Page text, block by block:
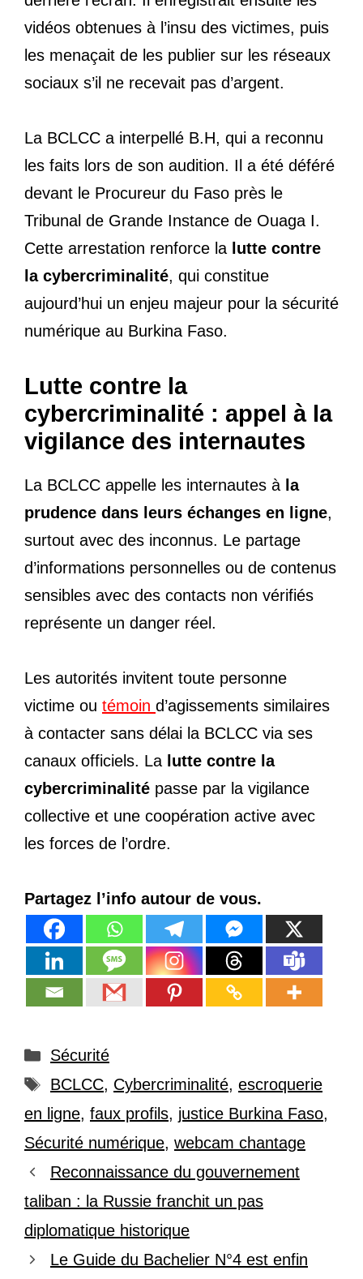
vidéos obtenues à l’insu des victimes, puis
les menaçait de les publier sur les réseaux
sociaux s’il ne recevait pas d’argent.
La BCLCC a interpellé B.H, qui a reconnu
les faits lors de son audition. Il a été déféré
devant le Procureur du Faso près le
Tribunal de Grande Instance de Ouaga I.
Cette arrestation renforce la lutte contre
la cybercriminalité, qui constitue
aujourd’hui un enjeu majeur pour la sécurité
numérique au Burkina Faso.
Lutte contre la
cybercriminalité : appel à la
vigilance des internautes
La BCLCC appelle les internautes à la
prudence dans leurs échanges en ligne,
surtout avec des inconnus. Le partage
d’informations personnelles ou de contenus
sensibles avec des contacts non vérifiés
représente un danger réel.
Les autorités invitent toute personne
victime ou témoin d’agissements similaires
à contacter sans délai la BCLCC via ses
canaux officiels. La lutte contre la
cybercriminalité passe par la vigilance
collective et une coopération active avec
les forces de l’ordre.
Partagez l’info autour de vous.
Catégories
Sécurité
Étiquettes
BCLCC, Cybercriminalité, escroquerie
en ligne, faux profils, justice Burkina Faso,
Sécurité numérique, webcam chantage
Reconnaissance du gouvernement
taliban : la Russie franchit un pas
diplomatique historique
Le Guide du Bachelier N°4 est enfin